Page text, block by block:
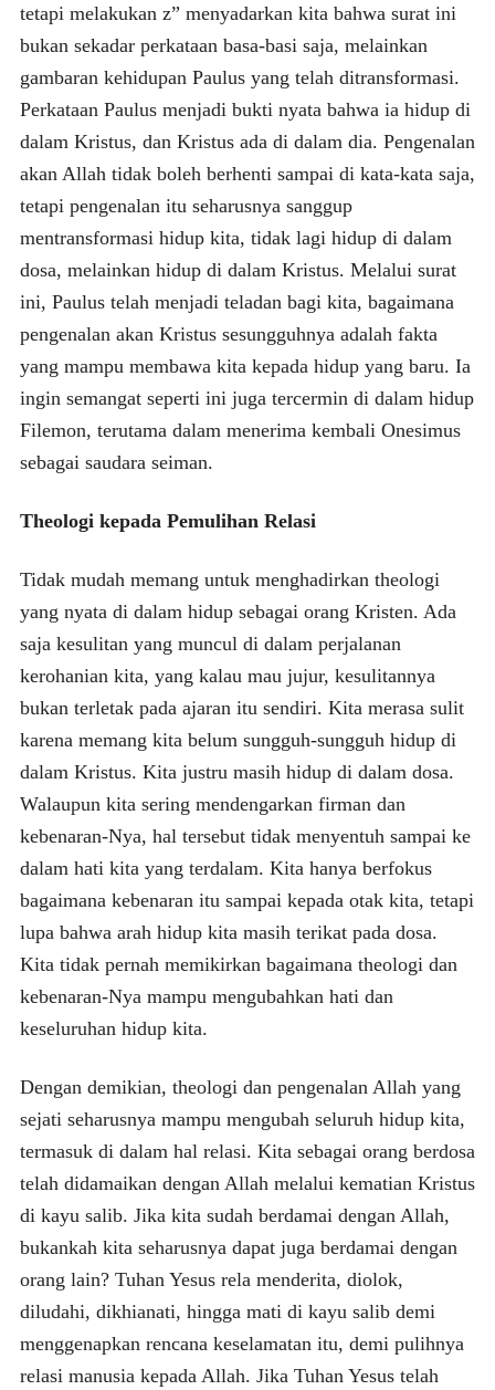
tetapi melakukan z” menyadarkan kita bahwa surat ini
bukan sekadar perkataan basa-basi saja, melainkan
gambaran kehidupan Paulus yang telah ditransformasi.
Perkataan Paulus menjadi bukti nyata bahwa ia hidup di
dalam Kristus, dan Kristus ada di dalam dia. Pengenalan
akan Allah tidak boleh berhenti sampai di kata-kata saja,
tetapi pengenalan itu seharusnya sanggup
mentransformasi hidup kita, tidak lagi hidup di dalam
dosa, melainkan hidup di dalam Kristus. Melalui surat
ini, Paulus telah menjadi teladan bagi kita, bagaimana
pengenalan akan Kristus sesungguhnya adalah fakta
yang mampu membawa kita kepada hidup yang baru. Ia
ingin semangat seperti ini juga tercermin di dalam hidup
Filemon, terutama dalam menerima kembali Onesimus
sebagai saudara seiman.
Theologi kepada Pemulihan Relasi
Tidak mudah memang untuk menghadirkan theologi
yang nyata di dalam hidup sebagai orang Kristen. Ada
saja kesulitan yang muncul di dalam perjalanan
kerohanian kita, yang kalau mau jujur, kesulitannya
bukan terletak pada ajaran itu sendiri. Kita merasa sulit
karena memang kita belum sungguh-sungguh hidup di
dalam Kristus. Kita justru masih hidup di dalam dosa.
Walaupun kita sering mendengarkan firman dan
kebenaran-Nya, hal tersebut tidak menyentuh sampai ke
dalam hati kita yang terdalam. Kita hanya berfokus
bagaimana kebenaran itu sampai kepada otak kita, tetapi
lupa bahwa arah hidup kita masih terikat pada dosa.
Kita tidak pernah memikirkan bagaimana theologi dan
kebenaran-Nya mampu mengubahkan hati dan
keseluruhan hidup kita.
Dengan demikian, theologi dan pengenalan Allah yang
sejati seharusnya mampu mengubah seluruh hidup kita,
termasuk di dalam hal relasi. Kita sebagai orang berdosa
telah didamaikan dengan Allah melalui kematian Kristus
di kayu salib. Jika kita sudah berdamai dengan Allah,
bukankah kita seharusnya dapat juga berdamai dengan
orang lain? Tuhan Yesus rela menderita, diolok,
diludahi, dikhianati, hingga mati di kayu salib demi
menggenapkan rencana keselamatan itu, demi pulihnya
relasi manusia kepada Allah. Jika Tuhan Yesus telah